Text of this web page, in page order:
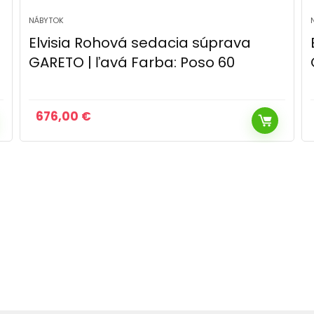
NÁBYTOK
Elvisia Rohová sedacia súprava
GARETO | ľavá Farba: Poso 03
676,00 €